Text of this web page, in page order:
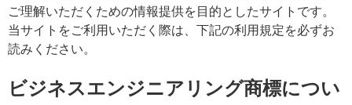
ご理解いただくための情報提供を目的としたサイトです。
当サイトをご利用いただく際は、下記の利用規定を必ずお
読みください。
ビジネスエンジニアリング商標につい